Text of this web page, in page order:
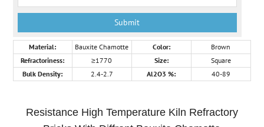
Material: Bauxite Chamotte Color:
Brown
Refractoriness:
≥1770 Size:
Square
Bulk Density:
2.4-2.7 Al2O3 %: 40-89
Resistance High Temperature Kiln Refractory